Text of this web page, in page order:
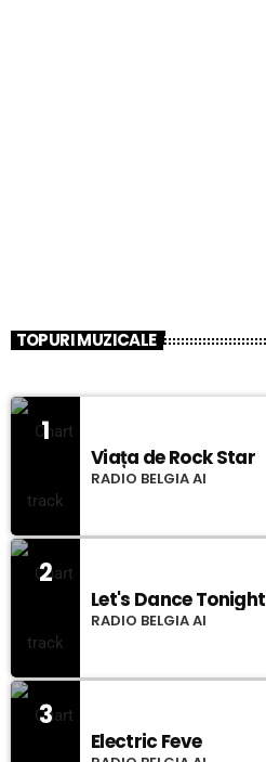
TOPURI MUZICALE
1
Viața de Rock Star
RADIO BELGIA AI
2
Let's Dance Tonight
RADIO BELGIA AI
3
Electric Feve